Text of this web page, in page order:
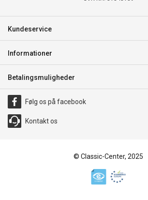
Kundeservice
Informationer
Betalingsmuligheder
Følg os på facebook
Kontakt os
© Classic-Center, 2025